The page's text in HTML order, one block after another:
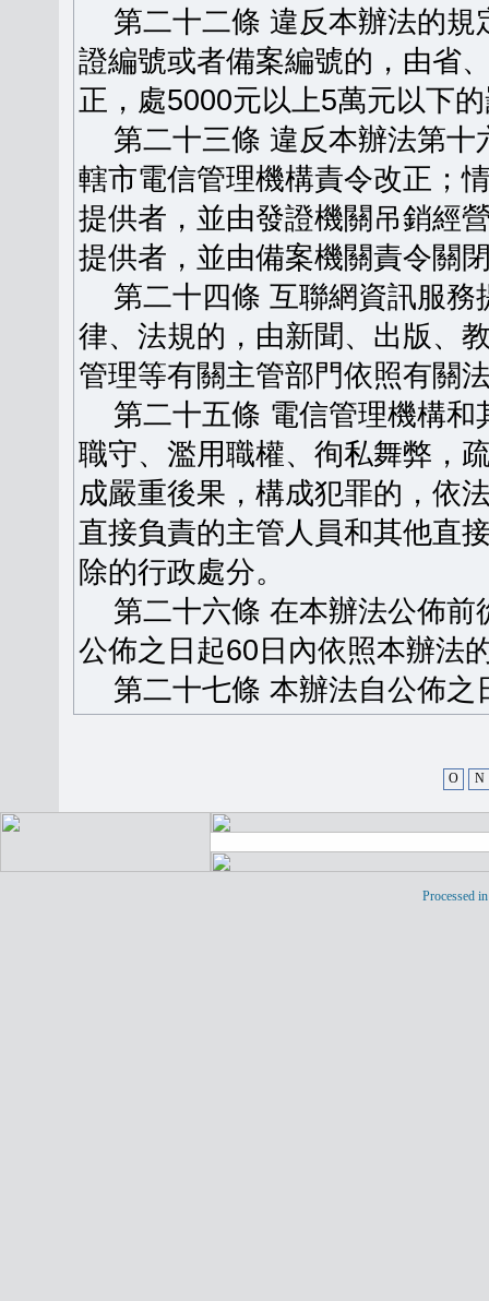
第二十二條 違反本辦法的規
證編號或者備案編號的，由省
正，處5000元以上5萬元以下
第二十三條 違反本辦法第十
轄市電信管理機構責令改正；
提供者，並由發證機關吊銷經
提供者，並由備案機關責令關
第二十四條 互聯網資訊服務
律、法規的，由新聞、出版、
管理等有關主管部門依照有關
第二十五條 電信管理機構和
職守、濫用職權、徇私舞弊，
成嚴重後果，構成犯罪的，依
直接負責的主管人員和其他直
除的行政處分。
第二十六條 在本辦法公佈前
公佈之日起60日內依照本辦法
第二十七條 本辦法自公佈之
O N
Processed